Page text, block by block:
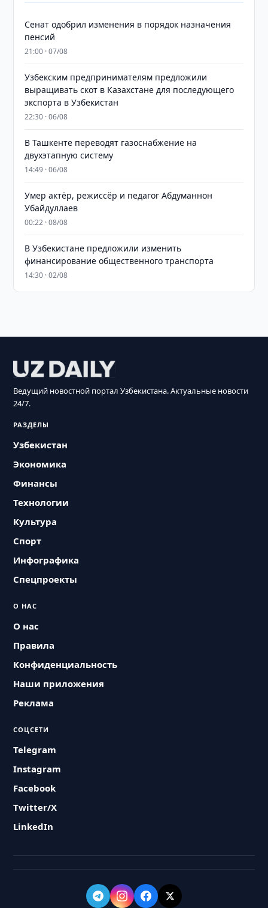
Сенат одобрил изменения в порядок назначения
пенсий
21:00 · 07/08
Узбекским предпринимателям предложили
выращивать скот в Казахстане для последующего
экспорта в Узбекистан
22:30 · 06/08
В Ташкенте переводят газоснабжение на
двухэтапную систему
14:49 · 06/08
Умер актёр, режиссёр и педагог Абдуманнон
Убайдуллаев
00:22 · 08/08
В Узбекистане предложили изменить
финансирование общественного транспорта
14:30 · 02/08
Ведущий новостной портал Узбекистана. Актуальные новости
24/7.
РАЗДЕЛЫ
Узбекистан
Экономика
Финансы
Технологии
Культура
Спорт
Инфографика
Спецпроекты
О НАС
О нас
Правила
Конфиденциальность
Наши приложения
Реклама
СОЦСЕТИ
Telegram
Instagram
Facebook
Twitter/X
LinkedIn